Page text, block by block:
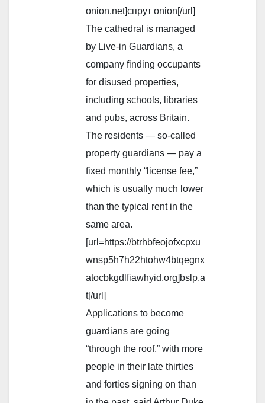
onion.net]спрут onion[/url]
The cathedral is managed
by Live-in Guardians, a
company finding occupants
for disused properties,
including schools, libraries
and pubs, across Britain.
The residents — so-called
property guardians — pay a
fixed monthly “license fee,”
which is usually much lower
than the typical rent in the
same area.
[url=https://btrhbfeojofxcpxu
wnsp5h7h22htohw4btqegnx
atocbkgdlfiawhyid.org]bslp.a
t[/url]
Applications to become
guardians are going
“through the roof,” with more
people in their late thirties
and forties signing on than